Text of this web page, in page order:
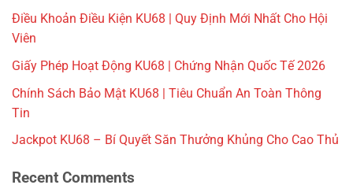
Điều Khoản Điều Kiện KU68 | Quy Định Mới Nhất Cho Hội
Viên
Giấy Phép Hoạt Động KU68 | Chứng Nhận Quốc Tế 2026
Chính Sách Bảo Mật KU68 | Tiêu Chuẩn An Toàn Thông
Tin
Jackpot KU68 – Bí Quyết Săn Thưởng Khủng Cho Cao Thủ
Recent Comments